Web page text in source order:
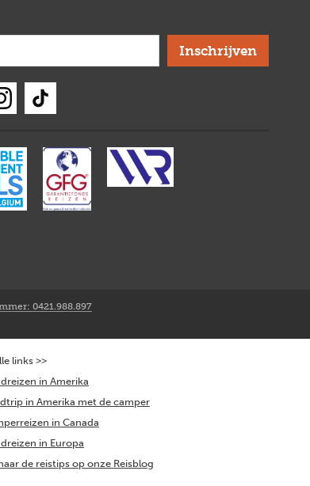
0421.988.897
links >>
in Amerika
in Amerika met de camper
in Canada
in Europa
de reistips op onze Reisblog